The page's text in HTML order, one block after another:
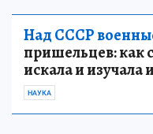
Над СССР
пришельцев: как
искала и изучала
НАУКА